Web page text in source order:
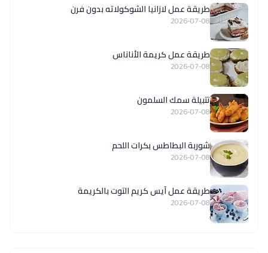
طريقة عمل لازانيا الشوكولاته بدون فرن
2026-07-08
طريقة عمل كريمة الأناناس
2026-07-08
تتبيلة سمك السلمون
2026-07-08
شوربة البطاطس بكرات اللحم
2026-07-08
طريقة عمل آيس كريم التوت بالكريمة
2026-07-08